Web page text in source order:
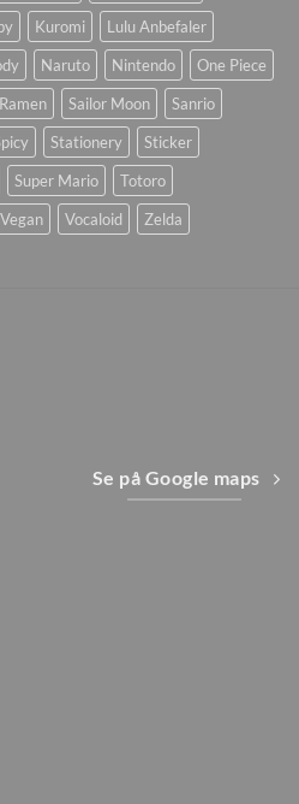
Kuromi
Lulu Anbefaler
Naruto Nintendo
One Piece
Ramen Sailor Moon
Sanrio
Stationery
Sticker
Super Mario
Totoro
Vegan Vocaloid Zelda
Se på Google maps